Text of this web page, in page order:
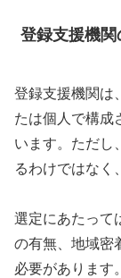
登録支援機関
登録支援機関は
たは個人で構成
います。ただし
るわけではなく
選定にあたって
の有無、地域密
必要があります